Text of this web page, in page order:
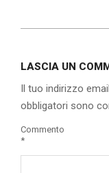
28
LASCIA UN
Il tuo indirizzo
obbligatori sono
Commento
*